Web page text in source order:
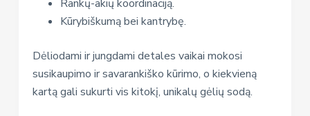
Rankų-akių koordinaciją.
Kūrybiškumą bei kantrybę.
Dėliodami ir jungdami detales vaikai mokosi
susikaupimo ir savarankiško kūrimo, o kiekvieną
kartą gali sukurti vis kitokį, unikalų gėlių sodą.